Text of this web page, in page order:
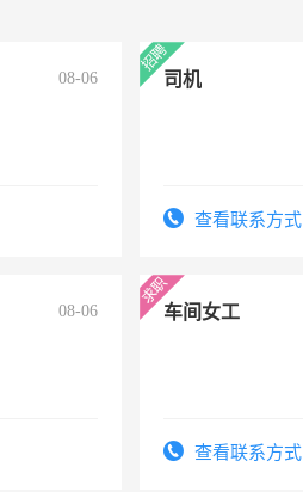
08-06 司机
查看联系方式
08-06 车间女工
查看联系方式